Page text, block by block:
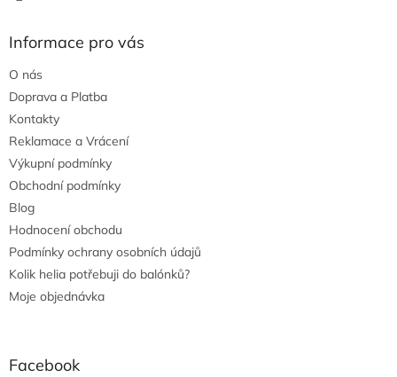
Informace pro vás
O nás
Doprava a Platba
Kontakty
Reklamace a Vrácení
Výkupní podmínky
Obchodní podmínky
Blog
Hodnocení obchodu
Podmínky ochrany osobních údajů
Kolik helia potřebuji do balónků?
Moje objednávka
Facebook